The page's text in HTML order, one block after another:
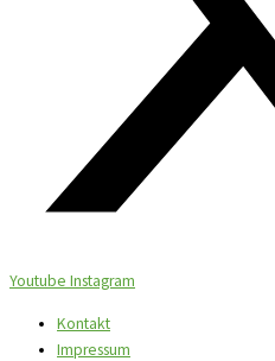
Youtube Instagram
Kontakt
Impressum